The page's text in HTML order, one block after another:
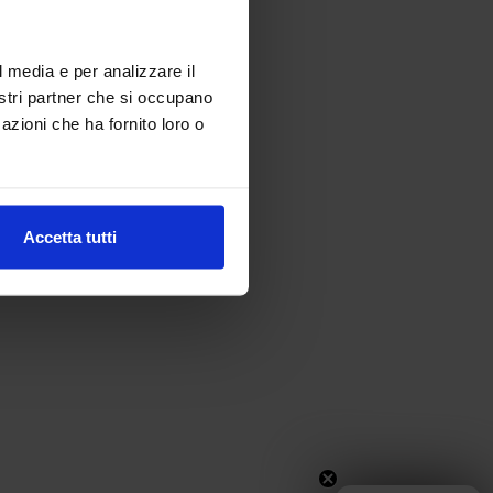
e per analizzare il
partner che si occupano
che ha fornito loro o
Accetta tutti
information).